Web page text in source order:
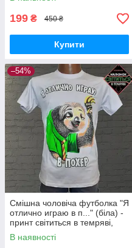
199 ₴ 450 ₴
Купити
–54%
Смішна чоловіча футболка "Я
отлично играю в п..." (біла) -
принт світиться в темряві,
футболки з прикольними
написами L
В наявності